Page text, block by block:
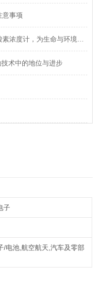
意事项
精准探知，守护呼吸：TORAY东丽酸素浓度计，为生命与环境注入安心
术中的地位与进步
子
/电池,航空航天,汽车及零部